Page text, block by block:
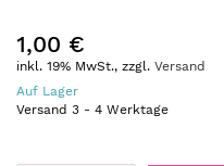
1,00 €
inkl. 19% MwSt., zzgl. Versand
Auf Lager
Versand 3 - 4 Werktage